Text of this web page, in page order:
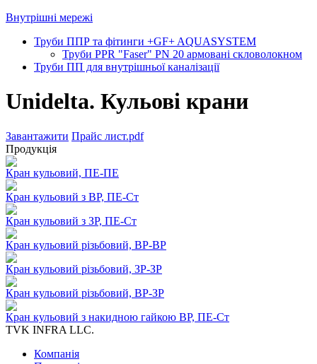
Внутрішні мережі
Труби ППР та фітинги +GF+ AQUASYSTEM
Труби PPR "Faser" PN 20 армовані скловолокном
Труби ПП для внутрішньої каналізації
Unidelta. Кульові крани
Завантажити Прайс лист.pdf
Продукція
Кран кульовий, ПЕ-ПЕ
Кран кульовий з ВР, ПЕ-Ст
Кран кульовий з ЗР, ПЕ-Ст
Кран кульовий різьбовий, ВР-ВР
Кран кульовий різьбовий, ЗР-ЗР
Кран кульовий різьбовий, ВР-ЗР
Кран кульовий з накидною гайкою ВР, ПЕ-Ст
TVK INFRA LLC.
Компанія